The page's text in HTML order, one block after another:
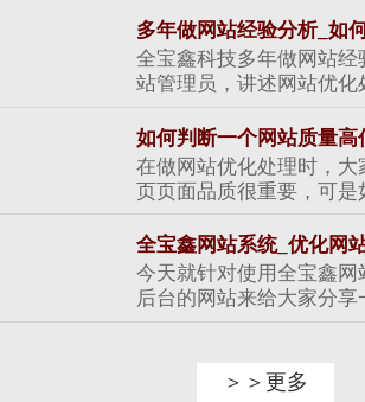
多年做网站经验分析_如
全宝鑫科技多年做网站经
站管理员，讲述网站优化
如何判断一个网站质量高
在做网站优化处理时，大
页页面品质很重要，可是
全宝鑫网站系统_优化网
今天就针对使用全宝鑫网
后台的网站来给大家分享
＞＞更多